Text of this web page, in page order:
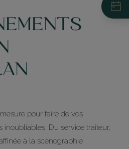
pour faire de vos
Du service traiteur,
à la scénographie
44 14 41 14
44 14 41 40
Salons
- Demande de